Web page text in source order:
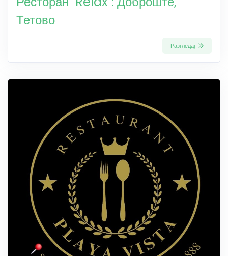
Тетово
Разгледај